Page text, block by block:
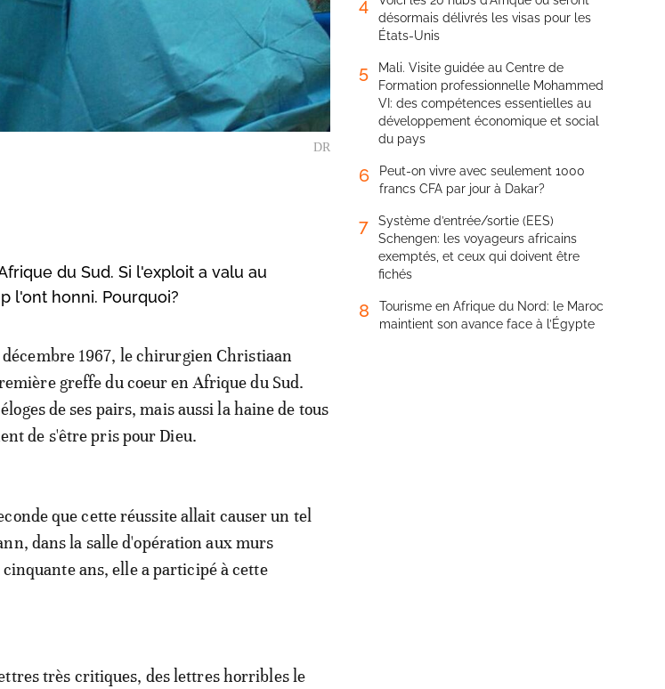
DR
du Sud. Si l'exploit a valu au
l'ont honni. Pourquoi?
1967, le chirurgien Christiaan
greffe du coeur en Afrique du Sud.
de ses pairs, mais aussi la haine de tous
de s'être pris pour Dieu.
que cette réussite allait causer un tel
dans la salle d'opération aux murs
ans, elle a participé à cette
très critiques, des lettres horribles le
4
désormais délivrés les visas pour les
États-Unis
5
Mali. Visite guidée au Centre de
Formation professionnelle Mohammed
VI: des compétences essentielles au
développement économique et social
du pays
6
Peut-on vivre avec seulement 1000
francs CFA par jour à Dakar?
7
Système d’entrée/sortie (EES)
Schengen: les voyageurs africains
exemptés, et ceux qui doivent être
fichés
8
Tourisme en Afrique du Nord: le Maroc
maintient son avance face à l’Égypte